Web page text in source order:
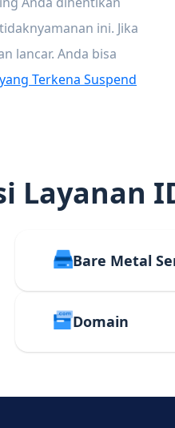
ini. Jika
lancar. Anda bisa
Terkena Suspend
Layanan
Bare Metal
Domain